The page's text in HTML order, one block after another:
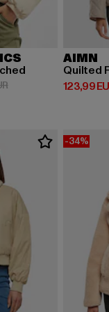
EUR
Aktionspreis: 109,99
AIMN
Quilted
123,99
-34%